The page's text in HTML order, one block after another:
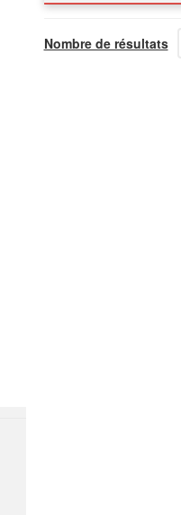
Nombre de résultats